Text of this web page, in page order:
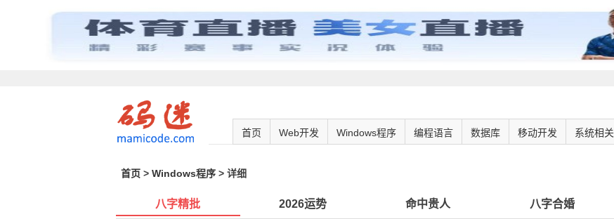
首页 Web开发 Windows程序 编程语言 数据库 移动开发 系统相关
首页 > Windows程序 > 详细
八字精批 2026运势 命中贵人 八字合婚